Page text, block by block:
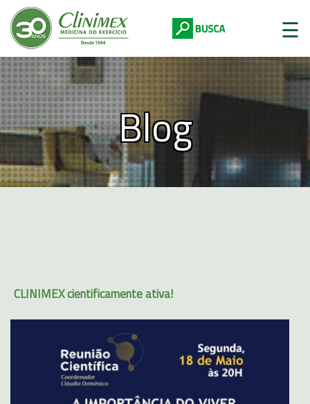
☰
Digite abaixo:
Blog
CLINIMEX cientificamente ativa!